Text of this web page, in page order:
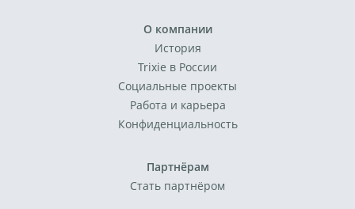
О компании
История
Trixie в России
Социальные проекты
Работа и карьера
Конфиденциальность
Партнёрам
Стать партнёром